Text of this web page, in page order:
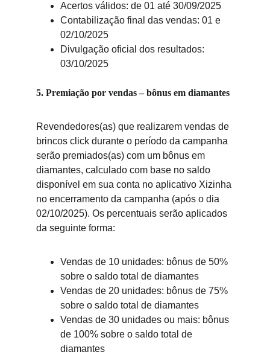
Acertos válidos: de 01 até 30/09/2025
Contabilização final das vendas: 01 e
02/10/2025
Divulgação oficial dos resultados:
03/10/2025
5. Premiação por vendas – bônus em diamantes
Revendedores(as) que realizarem vendas de
brincos click durante o período da campanha
serão premiados(as) com um bônus em
diamantes, calculado com base no saldo
disponível em sua conta no aplicativo Xizinha
no encerramento da campanha (após o dia
02/10/2025). Os percentuais serão aplicados
da seguinte forma:
Vendas de 10 unidades: bônus de 50%
sobre o saldo total de diamantes
Vendas de 20 unidades: bônus de 75%
sobre o saldo total de diamantes
Vendas de 30 unidades ou mais: bônus
de 100% sobre o saldo total de
diamantes